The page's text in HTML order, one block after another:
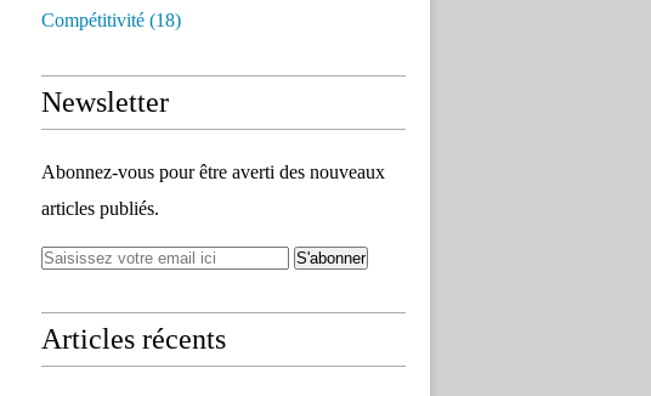
Compétitivité (18)
Newsletter
Abonnez-vous pour être averti des nouveaux
articles publiés.
Articles récents